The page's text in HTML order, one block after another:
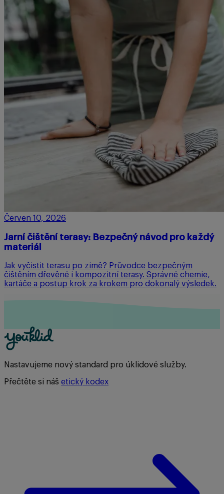
Červen 10, 2026
Jarní čištění terasy: Bezpečný návod pro každý
materiál
Jak vyčistit terasu po zimě? Průvodce bezpečným
čištěním dřevěné i kompozitní terasy. Správné chemie,
kartáče a postup krok za krokem pro dokonalý výsledek.
Nastavujeme nový standard pro úklidové služby.
Přečtěte si náš etický kodex